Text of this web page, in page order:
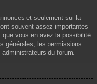
et seulement sur la
souvent assez importantes
vous en avez la possibilité.
générales, les permissions
du forum.